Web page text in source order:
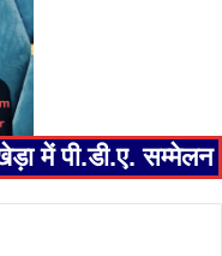
में पी.डी.ए.